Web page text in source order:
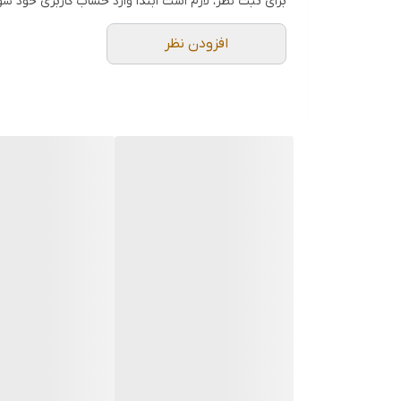
افزودن نظر